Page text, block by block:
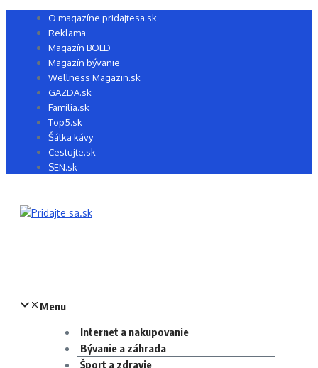
Preskočiť O magazíne pridajtesa.sk
Reklama
Magazín BOLD
Magazín bývanie
Wellness Magazin.sk
GAZDA.sk
Família.sk
Top5.sk
Šálka kávy
Cestujte.sk
SEN.sk
Menu
Internet a nakupovanie
Bývanie a záhrada
Šport a zdravie